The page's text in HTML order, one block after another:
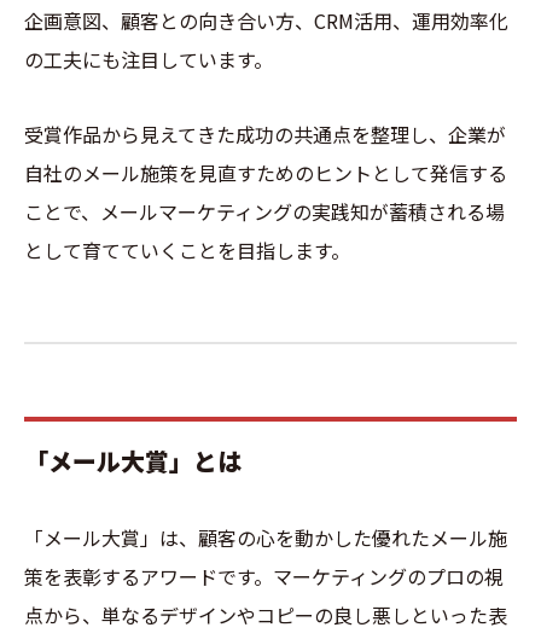
企画意図、顧客との向き合い方、CRM活用、運用効率化
の工夫にも注目しています。
受賞作品から見えてきた成功の共通点を整理し、企業が
自社のメール施策を見直すためのヒントとして発信する
ことで、メールマーケティングの実践知が蓄積される場
として育てていくことを目指します。
「メール大賞」とは
「メール大賞」は、顧客の心を動かした優れたメール施
策を表彰するアワードです。マーケティングのプロの視
点から、単なるデザインやコピーの良し悪しといった表